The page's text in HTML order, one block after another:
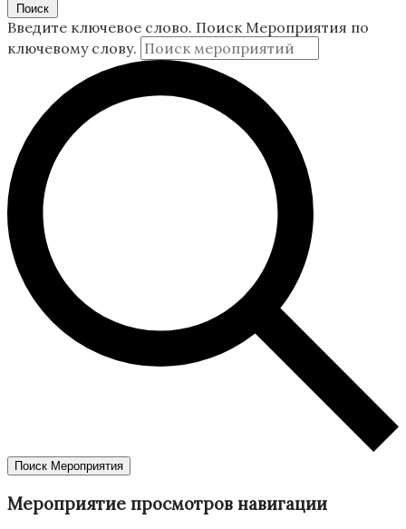
Поиск
Введите ключевое слово. Поиск Мероприятия по
ключевому слову.
Поиск Мероприятия
Мероприятие просмотров навигации